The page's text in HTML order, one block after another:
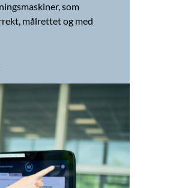
som
målrettet og med